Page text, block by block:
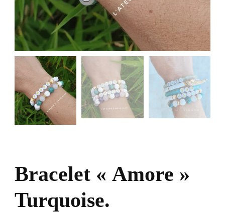
Bracelet « Amore »
Turquoise.